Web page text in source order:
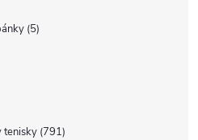
5
tenisky 791